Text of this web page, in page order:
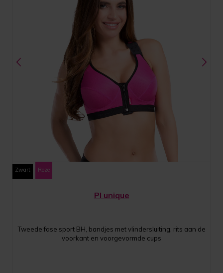
Zwart Roze
PI unique
Tweede fase sport BH, bandjes met vlindersluiting, rits aan de
voorkant en voorgevormde cups